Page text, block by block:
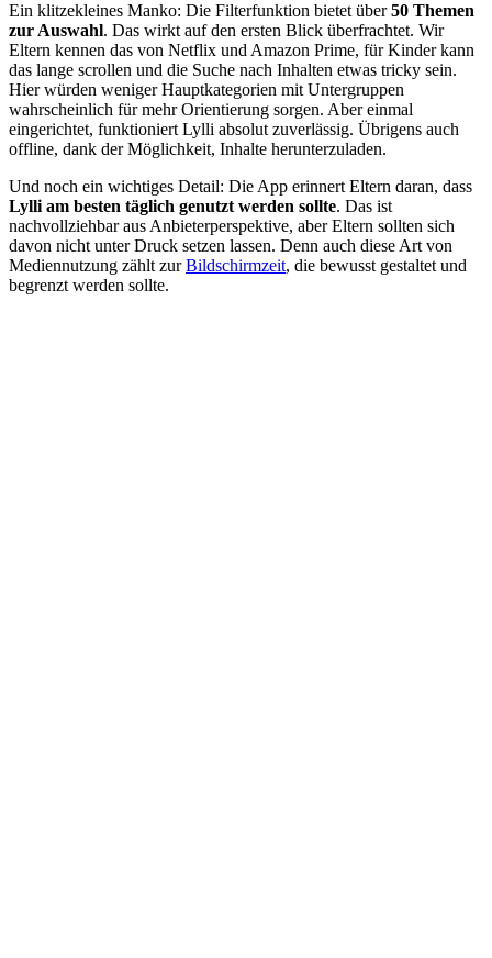
Ein klitzekleines Manko: Die Filterfunktion bietet über50 Themen
zur Auswahl. Das wirkt auf den ersten Blick überfrachtet. Wir
Eltern kennen das von Netflix und Amazon Prime, für Kinder kann
das lange scrollen und die Suche nach Inhalten etwas tricky sein.
Hier würden weniger Hauptkategorien mit Untergruppen
wahrscheinlich für mehr Orientierung sorgen. Aber einmal
eingerichtet, funktioniert Lylli absolut zuverlässig. Übrigens auch
offline, dank der Möglichkeit, Inhalte herunterzuladen.
Und noch ein wichtiges Detail: Die App erinnert Eltern daran, dass
Lylli am besten täglich genutzt werden sollte. Das ist
nachvollziehbar aus Anbieterperspektive, aber Eltern sollten sich
davon nicht unter Druck setzen lassen. Denn auch diese Art von
Mediennutzung zählt zurBildschirmzeit, die bewusst gestaltet und
begrenzt werden sollte.